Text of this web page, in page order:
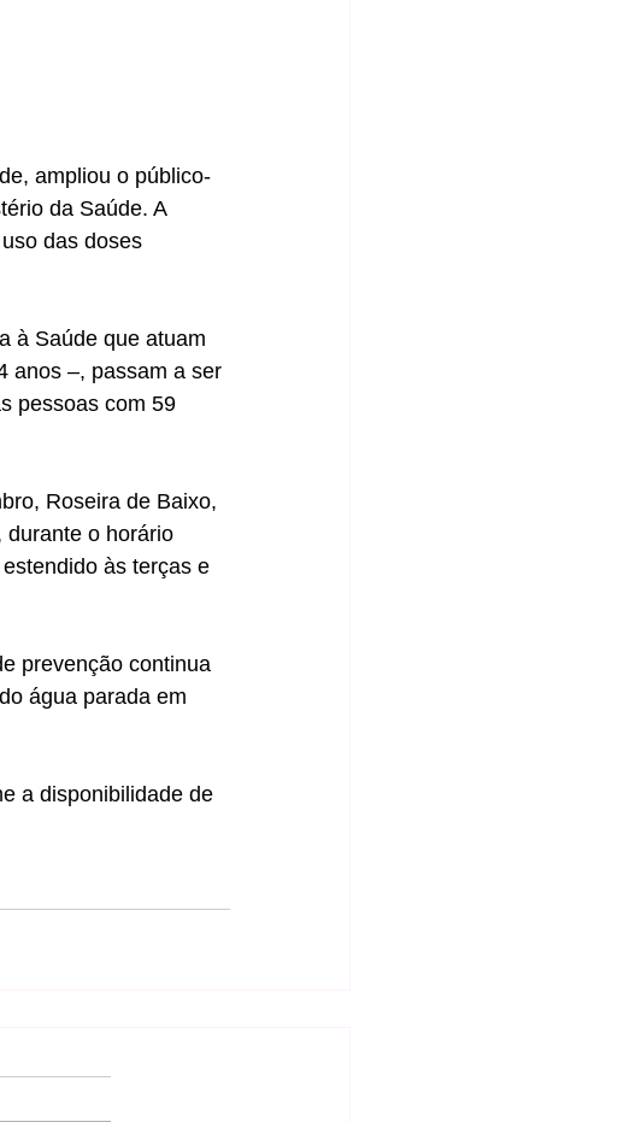
ampliou o público-
da Saúde. A
das doses
à Saúde que atuam
anos –, passam a ser
pessoas com 59
Roseira de Baixo,
durante o horário
às terças e
prevenção continua
água parada em
a disponibilidade de